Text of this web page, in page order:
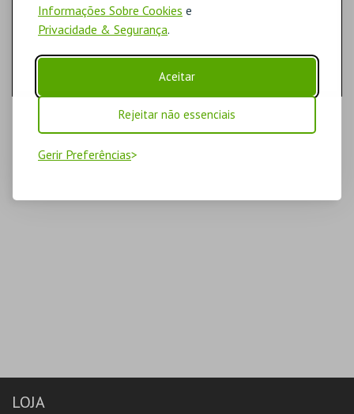
Informações Sobre Cookies e
Privacidade & Segurança.
Aceitar
Rejeitar não essenciais
Gerir Preferências
LOJA